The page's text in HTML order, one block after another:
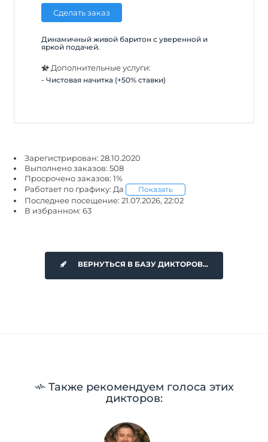
Сделать заказ
Динамичный живой баритон с уверенной и
яркой подачей.
Дополнительные услуги:
- Чистовая начитка (+50% ставки)
Зарегистрирован: 28.10.2020
Выполнено заказов: 508
Просрочено заказов: 1%
Работает по графику: Да
Показать
Последнее посещение: 21.07.2026, 22:02
В избранном: 63
ВЕРНУТЬСЯ В БАЗУ ДИКТОРОВ...
Также рекомендуем голоса этих
дикторов: